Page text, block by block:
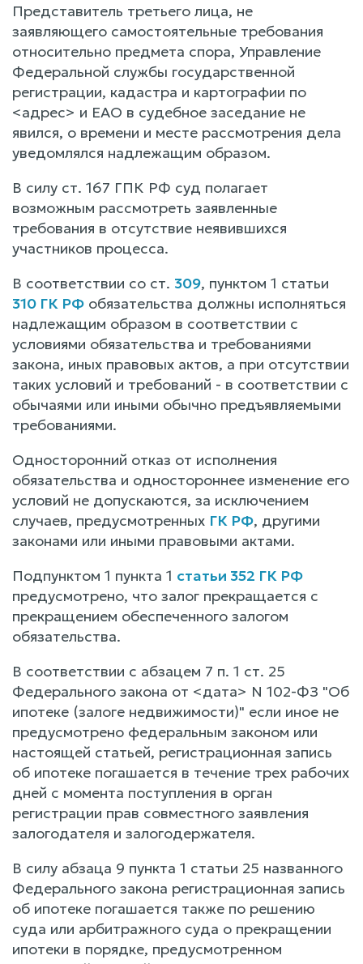
Представитель третьего лица, не
заявляющего самостоятельные требования
относительно предмета спора, Управление
Федеральной службы государственной
регистрации, кадастра и картографии по
<адрес> и ЕАО в судебное заседание не
явился, о времени и месте рассмотрения дела
уведомлялся надлежащим образом.
В силу ст. 167 ГПК РФ суд полагает
возможным рассмотреть заявленные
требования в отсутствие неявившихся
участников процесса.
В соответствии со ст. 309, пунктом 1 статьи
310 ГК РФ обязательства должны исполняться
надлежащим образом в соответствии с
условиями обязательства и требованиями
закона, иных правовых актов, а при отсутствии
таких условий и требований - в соответствии с
обычаями или иными обычно предъявляемыми
требованиями.
Односторонний отказ от исполнения
обязательства и одностороннее изменение его
условий не допускаются, за исключением
случаев, предусмотренных ГК РФ, другими
законами или иными правовыми актами.
Подпунктом 1 пункта 1 статьи 352 ГК РФ
предусмотрено, что залог прекращается с
прекращением обеспеченного залогом
обязательства.
В соответствии с абзацем 7 п. 1 ст. 25
Федерального закона от <дата> N 102-ФЗ "Об
ипотеке (залоге недвижимости)" если иное не
предусмотрено федеральным законом или
настоящей статьей, регистрационная запись
об ипотеке погашается в течение трех рабочих
дней с момента поступления в орган
регистрации прав совместного заявления
залогодателя и залогодержателя.
В силу абзаца 9 пункта 1 статьи 25 названного
Федерального закона регистрационная запись
об ипотеке погашается также по решению
суда или арбитражного суда о прекращении
ипотеки в порядке, предусмотренном